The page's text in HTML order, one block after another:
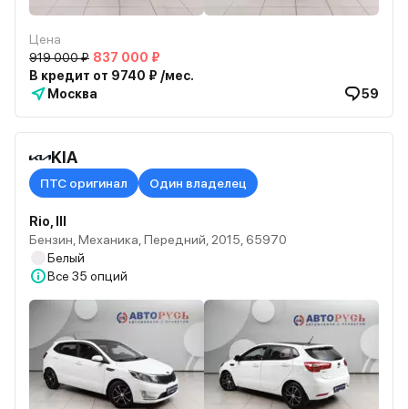
Цена
919 000 ₽ 837 000 ₽
В кредит от 9740 ₽ /мес.
Москва
59
KIA
ПТС оригинал Один владелец
Rio, III
Бензин, Механика, Передний, 2015, 65970
Белый
Все 35 опций